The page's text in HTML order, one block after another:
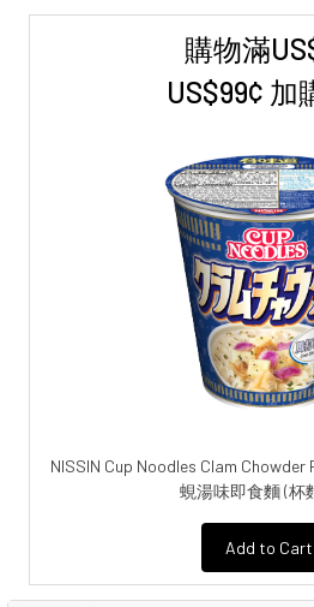
購物滿
US$99¢ 加
NISSIN Cup Noodles Clam
蜆湯味即食麵 (杯
Add to Cart